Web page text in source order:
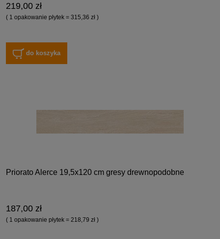
219,00 zł
( 1 opakowanie płytek = 315,36 zł )
do koszyka
Priorato Alerce 19,5x120 cm gresy drewnopodobne
187,00 zł
( 1 opakowanie płytek = 218,79 zł )